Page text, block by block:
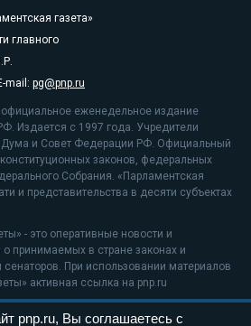
газета»
главного
mail: pg@pnp.ru
официальное еженедельное издание
Издается с 1997 года. Учредители
Дума и Совет Федерации РФ. Официальный
законов, федеральных
Собрания. «Парламентская
и представительства в десяти субъектах
- это оперативные новости и
принимаемых в стране законах и
сенаторов. При использовании материалов
активная ссылка на pnp.ru
pnp.ru, Вы соглашаетесь с